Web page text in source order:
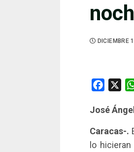
DICIEMBRE
José
Caracas-.
lo hicieran